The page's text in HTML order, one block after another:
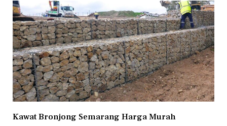
Kawat Bronjong Semarang Harga Murah